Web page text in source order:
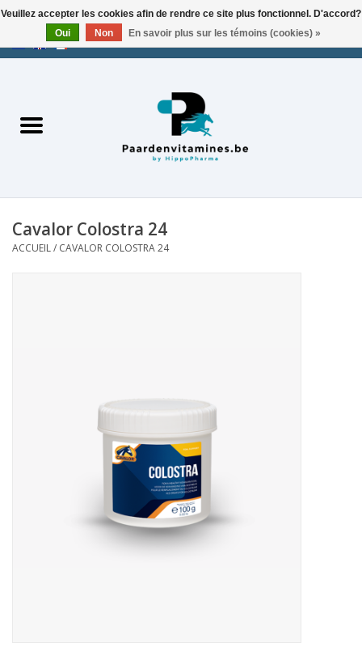
EUR/USD 0 Articles - €0,00
Cavalor Colostra 24
ACCUEIL/ CAVALOR COLOSTRA 24
Veuillez accepter les cookies afin de rendre ce site plus fonctionnel. D'accord?
Oui
Non En savoir plus sur les témoins (cookies) »